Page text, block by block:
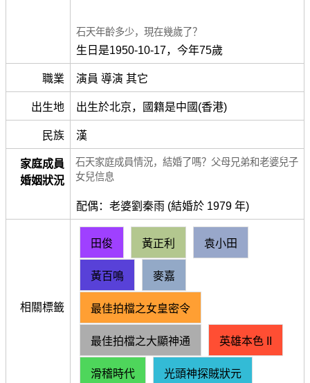
石天年齡多少，現在幾歲了？
生日是1950-10-17，今年75歲
職業 演員 導演 其它
出生地 出生於北京，國籍是中國(香港)
民族 漢
家庭成員
婚姻狀況
石天家庭成員情況，結婚了嗎？父母兄弟和老婆兒子
女兒信息
配偶：老婆劉秦雨 (結婚於 1979 年)
相關標籤
田俊 黃正利 袁小田
黃百鳴 麥嘉
最佳拍檔之女皇密令
最佳拍檔之大顯神通 英雄本色 II
滑稽時代 光頭神探賊狀元